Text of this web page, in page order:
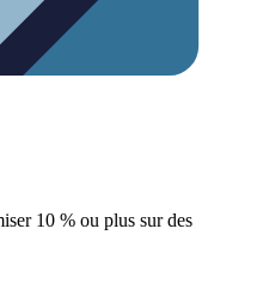
10 % ou plus sur des